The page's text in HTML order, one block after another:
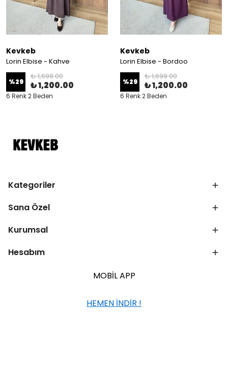
Kevkeb
Lorin Elbise - Kahve
%29
₺ 1,699.00
₺ 1,200.00
6 Renk 2 Beden
Kevkeb
Lorin Elbise - Bordoo
%29
₺ 1,699.00
₺ 1,200.00
6 Renk 2 Beden
Kategoriler
Sana Özel
Kurumsal
Hesabım
MOBİL APP
HEMEN İNDİR !